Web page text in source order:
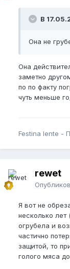
В
Она не
Она
заметно
по по факту
чуть меньше
Festina lente -
rewet
Я вот не
несколько лет
огрубела и
частично
защитой, то
голого мяса